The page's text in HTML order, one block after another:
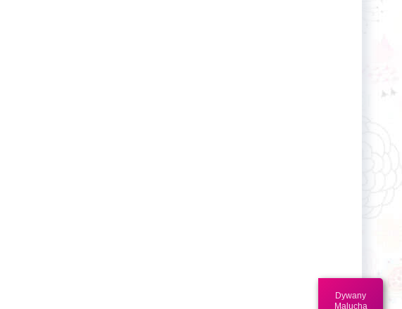
Dywany
Malucha